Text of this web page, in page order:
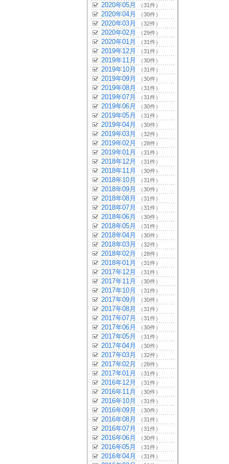
2020年05月 （31件）
2020年04月 （30件）
2020年03月 （32件）
2020年02月 （29件）
2020年01月 （31件）
2019年12月 （31件）
2019年11月 （30件）
2019年10月 （31件）
2019年09月 （30件）
2019年08月 （31件）
2019年07月 （31件）
2019年06月 （30件）
2019年05月 （31件）
2019年04月 （30件）
2019年03月 （32件）
2019年02月 （28件）
2019年01月 （31件）
2018年12月 （31件）
2018年11月 （30件）
2018年10月 （31件）
2018年09月 （30件）
2018年08月 （31件）
2018年07月 （31件）
2018年06月 （30件）
2018年05月 （31件）
2018年04月 （30件）
2018年03月 （32件）
2018年02月 （28件）
2018年01月 （31件）
2017年12月 （31件）
2017年11月 （30件）
2017年10月 （31件）
2017年09月 （30件）
2017年08月 （31件）
2017年07月 （31件）
2017年06月 （30件）
2017年05月 （31件）
2017年04月 （30件）
2017年03月 （32件）
2017年02月 （28件）
2017年01月 （31件）
2016年12月 （31件）
2016年11月 （30件）
2016年10月 （31件）
2016年09月 （30件）
2016年08月 （31件）
2016年07月 （31件）
2016年06月 （30件）
2016年05月 （31件）
2016年04月 （31件）